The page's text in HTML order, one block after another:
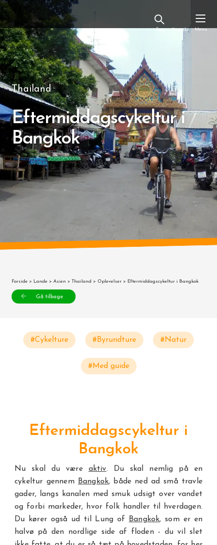
Kontakt
Thailand
Eftermiddagscykeltur i
Bangkok
Forside > Lande > Asien > Thailand > Oplevelser > Eftermiddagscykeltur i Bangkok
Gå tilbage
#Cykelture #Byrundture #Natur
#Med guide
Eftermiddagscykeltur i
Bangkok
Nu skal du være aktiv. Du skal nemlig på en
cykeltur gennem
Bangkok, både ned ad små travle
gader, langs kanalen med smuk udsigt over vandet
og forbi markeder, hvor folk handler til hverdagen.
Du kører også ud til Lung of
Bangkok, som er en
halvø på den nordlige side af floden - du vil slet